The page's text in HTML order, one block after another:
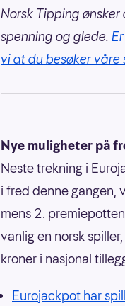
Norsk Tipping
spenning og glede.
vi at du besøker våre
Nye muligheter på
Neste trekning i
i fred denne gangen,
mens 2.
vanlig en norsk
kroner i nasjonal
Eurojackpot har